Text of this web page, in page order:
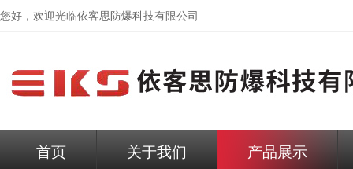
您好，欢迎光临依客思防爆科技有限公司
首页 关于我们 产品展示